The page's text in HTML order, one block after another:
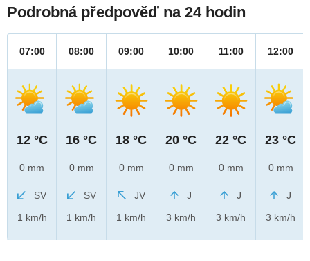
Podrobná předpověď na 24 hodin
07:00
12 °C
0 mm
SV
1 km/h
08:00
16 °C
0 mm
SV
1 km/h
09:00
18 °C
0 mm
JV
1 km/h
10:00
20 °C
0 mm
J
3 km/h
11:00
22 °C
0 mm
J
3 km/h
12:00
23 °C
0 mm
J
3 km/h